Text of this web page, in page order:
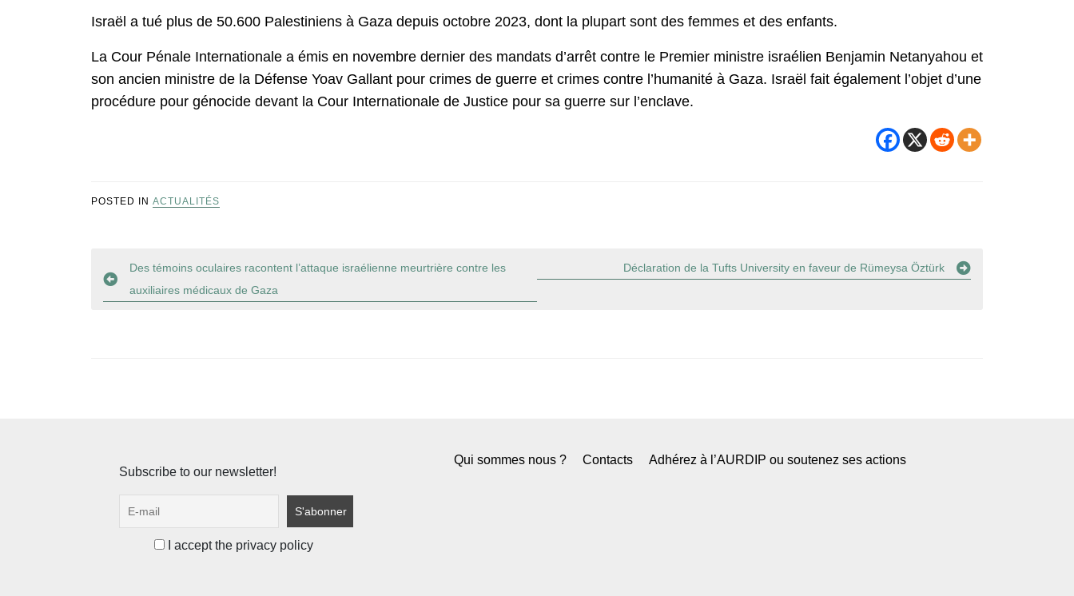
Israël a tué plus de 50.600 Palestiniens à Gaza depuis octobre 2023, dont la plupart sont des femmes et des enfants.
La Cour Pénale Internationale a émis en novembre dernier des mandats d’arrêt contre le Premier ministre israélien Benjamin Netanyahou et
son ancien ministre de la Défense Yoav Gallant pour crimes de guerre et crimes contre l’humanité à Gaza. Israël fait également l’objet d’une
procédure pour génocide devant la Cour Internationale de Justice pour sa guerre sur l’enclave.
POSTED IN ACTUALITÉS
Navigation
de
Des témoins oculaires racontent l’attaque israélienne meurtrière contre les
auxiliaires médicaux de Gaza
Déclaration de la Tufts University en faveur de Rümeysa Öztürk
Subscribe to our newsletter!
I accept the privacy policy
Qui sommes nous ? Contacts Adhérez à l’AURDIP ou soutenez ses actions